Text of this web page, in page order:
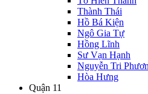
Thành Thái
Hồ Bá Kiện
Ngô Gia Tự
Hồng Lĩnh
Sư Vạn Hạnh
Nguyễn Tri
Hòa Hưng
Quận 11